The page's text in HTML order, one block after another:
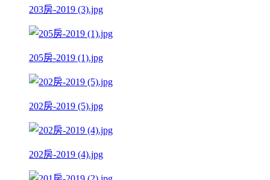
203房-2019 (3).jpg
205房-2019 (1).jpg
202房-2019 (5).jpg
202房-2019 (4).jpg